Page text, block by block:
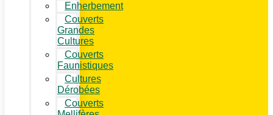
Enherbement
Couverts
Grandes
Cultures
Couverts
Faunistiques
Cultures
Dérobées
Couverts